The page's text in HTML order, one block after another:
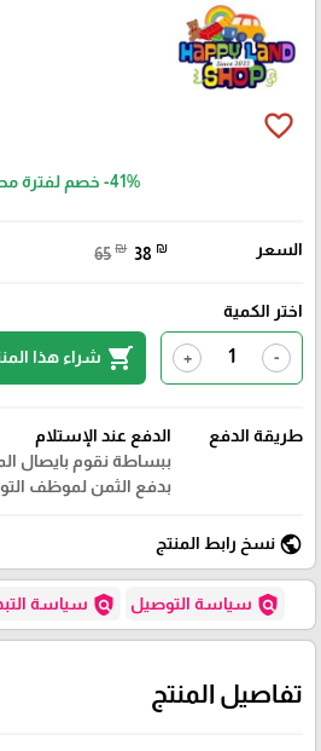
favorite_border
-41% خصم لفترة
السعر 65 ₪ 38 ₪
اختر الكمية
-
+
shopping_cart شراء هذا
طريقة الدفع
الدفع عند الإستلام
ببساطة نقوم بايصال
بدفع الثمن لموظف
public نسخ رابط المنتج
policy سياسة التوصيل policy سياسة
تفاصيل المنتج